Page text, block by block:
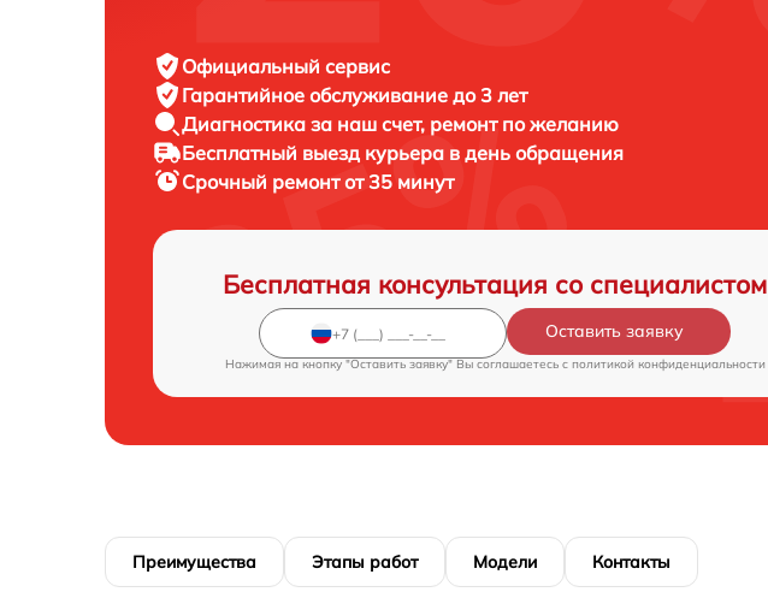
Официальный сервис
Гарантийное обслуживание до 3 лет
Диагностика за наш счет, ремонт по желанию
Бесплатный выезд курьера в день обращения
Срочный ремонтот 35 минут
Бесплатная консультация со специалистом
Оставить заявку
Нажимая на кнопку "Оставить заявку" Вы соглашаетесь c политикой конфиденциальности
Преимущества Этапы работ Модели Контакты